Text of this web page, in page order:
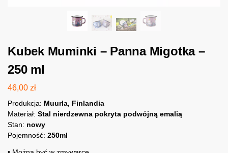
Kubek Muminki – Panna Migotka –
250 ml
46,00 zł
Produkcja: Muurla, Finlandia
Materiał: Stal nierdzewna pokryta podwójną emalią
Stan: nowy
Pojemność: 250ml